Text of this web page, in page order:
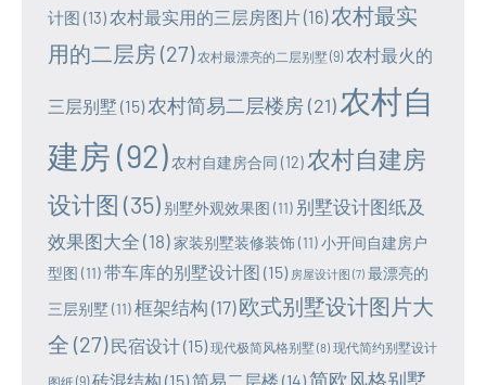
计图 (13) 农村最实用的三层房图片(16)农村最实
用的二层房 (27) 农村最漂亮的二层别墅(9) 农村最火的
三层别墅 (15)农村简易二层楼房(21)农村自
建房 (92) 农村自建房合同 (12) 农村自建房
设计图 (35) 别墅外观效果图 (11) 别墅设计图纸及
效果图大全 (18)家装别墅装修装饰(11)小开间自建房户
型图 (11)带车库的别墅设计图 (15) 房屋设计图 (7) 最漂亮的
三层别墅 (11)框架结构 (17) 欧式别墅设计图片大
全 (27) 民宿设计(15) 现代极简风格别墅(8) 现代简约别墅设计
图纸 (9) 砖混结构 (15)简易二层楼 (14)简欧风格别墅